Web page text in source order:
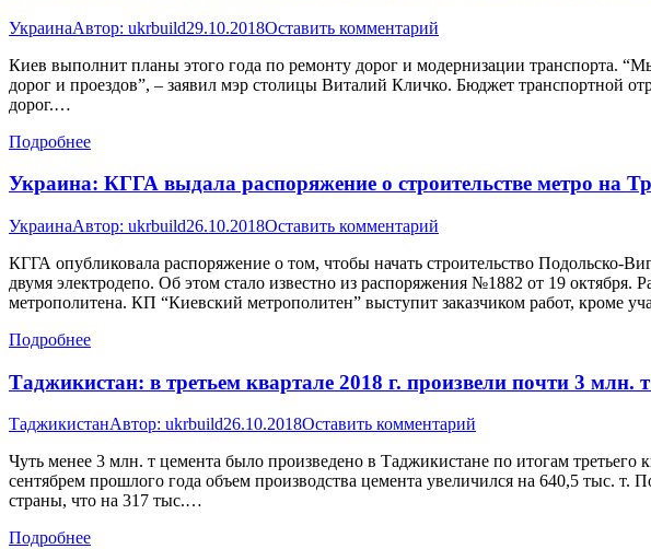
УкраинаАвтор: ukrbuild29.10.2018Оставить комментарий
Киев выполнит планы этого года по ремонту дорог и модернизации транспорта.
дорог и проездов”, – заявил мэр столицы Виталий Кличко. Бюджет транспортной
дорог.…
Подробнее
Украина: КГГА выдала распоряжение о строительстве метро на
УкраинаАвтор: ukrbuild26.10.2018Оставить комментарий
КГГА опубликовала распоряжение о том, чтобы начать строительство
двумя электродепо. Об этом стало известно из распоряжения №1882 от 19
метрополитена. КП “Киевский метрополитен” выступит заказчиком работ, кроме
Подробнее
Таджикистан: в третьем квартале 2018 г. произвели почти 3 млн.
ТаджикистанАвтор: ukrbuild26.10.2018Оставить комментарий
Чуть менее 3 млн. т цемента было произведено в Таджикистане по итогам
сентябрем прошлого года объем производства цемента увеличился на 640,5 тыс.
страны, что на 317 тыс.…
Подробнее